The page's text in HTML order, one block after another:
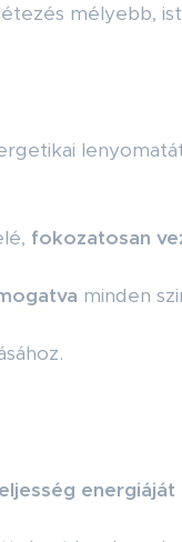
mélyebb,
fokozatosan
minden